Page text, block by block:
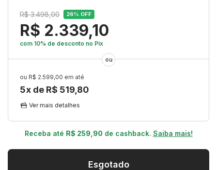
26% OFF
R$ 3.498,00
R$ 2.339,10
com 10% de desconto no Pix
R$ 2.599,00
5x de R$ 519,80
Ver mais detalhes
Receba até R$ 259,90 de cashback. Saiba mais!